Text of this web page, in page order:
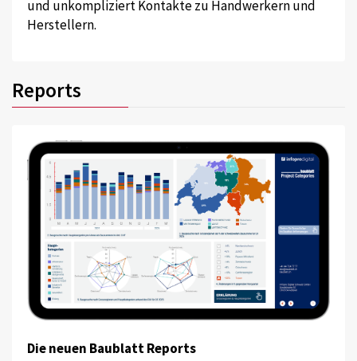
und unkompliziert Kontakte zu Handwerkern und
Herstellern.
Reports
Die neuen Baublatt Reports